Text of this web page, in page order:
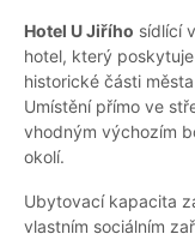
Hotel U Jiřího sídlící
hotel, který
historické části
Umístění přímo ve
vhodným výchozím
okolí.
Ubytovací kapacita
vlastním sociálním